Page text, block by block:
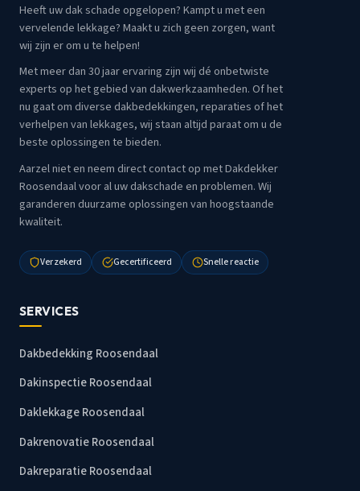
Heeft uw dak schade opgelopen? Kampt u met een
vervelende lekkage? Maakt u zich geen zorgen, want
wij zijn er om u te helpen!
Met meer dan 30 jaar ervaring zijn wij dé onbetwiste
experts op het gebied van dakwerkzaamheden. Of het
nu gaat om diverse dakbedekkingen, reparaties of het
verhelpen van lekkages, wij staan altijd paraat om u de
beste oplossingen te bieden.
Aarzel niet en neem direct contact op met Dakdekker
Roosendaal voor al uw dakschade en problemen. Wij
garanderen duurzame oplossingen van hoogstaande
kwaliteit.
Verzekerd Gecertificeerd Snelle reactie
SERVICES
Dakbedekking Roosendaal
Dakinspectie Roosendaal
Daklekkage Roosendaal
Dakrenovatie Roosendaal
Dakreparatie Roosendaal